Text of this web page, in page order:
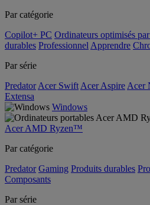
Par catégorie
Copilot+ PC Ordinateurs optimisés
durables Professionnel Apprendre
Par série
Predator Acer Swift Acer Aspire Acer
Extensa
Windows
Acer AMD Ryzen™
Par catégorie
Predator Gaming Produits durables
Composants
Par série